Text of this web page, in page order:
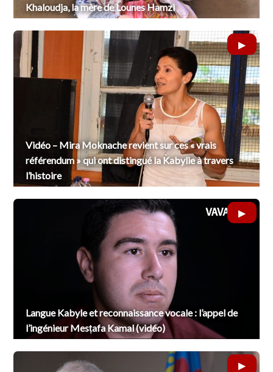
Khaloudja, la mère de Lounes Hamzi
Vidéo – Mira Moknache revient sur ces « vrais
référendum » qui ont distingué la Kabylie à travers
l’histoire
Langue Kabyle et reconnaissance vocale : l’appel de
l’ingénieur Mesṭafa Kamal (vidéo)